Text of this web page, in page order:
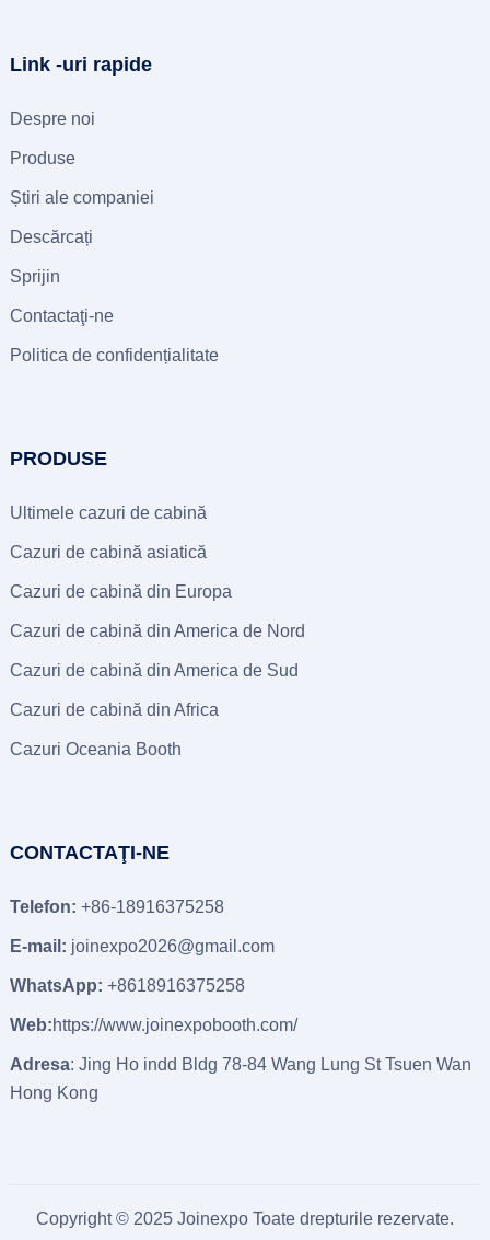
Link -uri rapide
Despre noi
Produse
Știri ale companiei
Descărcați
Sprijin
Contactaţi-ne
Politica de confidențialitate
PRODUSE
Ultimele cazuri de cabină
Cazuri de cabină asiatică
Cazuri de cabină din Europa
Cazuri de cabină din America de Nord
Cazuri de cabină din America de Sud
Cazuri de cabină din Africa
Cazuri Oceania Booth
CONTACTAŢI-NE
Telefon: +86-18916375258
E-mail: joinexpo2026@gmail.com
WhatsApp: +8618916375258
Web:https://www.joinexpobooth.com/
Adresa: Jing Ho indd Bldg 78-84 Wang Lung St Tsuen Wan
Hong Kong
Copyright © 2025 Joinexpo Toate drepturile rezervate.